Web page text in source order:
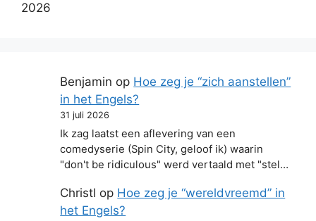
2026
Benjamin op Hoe zeg je “zich aanstellen”
in het Engels?
31 juli 2026
Ik zag laatst een aflevering van een
comedyserie (Spin City, geloof ik) waarin
"don't be ridiculous" werd vertaald met "stel…
Christl op Hoe zeg je “wereldvreemd” in
het Engels?